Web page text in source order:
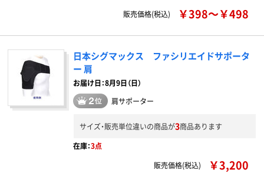
販売価格(税込)
￥398～￥498
日本シグマックス ファシリエイドサポータ
ー 肩
お届け日：8月9日（日）
肩サポーター
サイズ・販売単位違いの商品が3商品あります
在庫：3点
販売価格(税込)
￥3,200